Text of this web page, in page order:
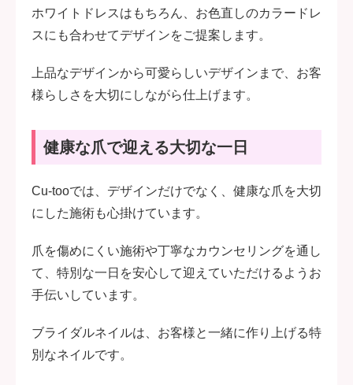
ホワイトドレスはもちろん、お色直しのカラードレ
スにも合わせてデザインをご提案します。
上品なデザインから可愛らしいデザインまで、お客
様らしさを大切にしながら仕上げます。
健康な爪で迎える大切な一日
Cu-tooでは、デザインだけでなく、健康な爪を大切
にした施術も心掛けています。
爪を傷めにくい施術や丁寧なカウンセリングを通し
て、特別な一日を安心して迎えていただけるようお
手伝いしています。
ブライダルネイルは、お客様と一緒に作り上げる特
別なネイルです。